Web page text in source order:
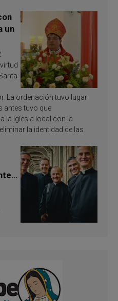
un
La ordenación tuvo lugar
antes tuvo que
la Iglesia local con la
la identidad de las